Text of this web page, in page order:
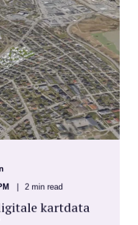
2 min read
kartdata